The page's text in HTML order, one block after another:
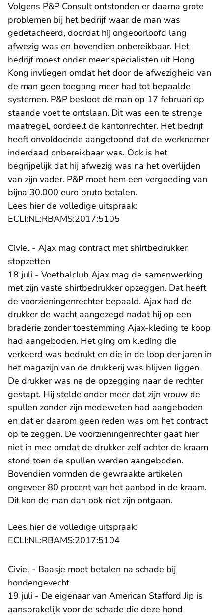
Volgens P&P Consult ontstonden er daarna grote
problemen bij het bedrijf waar de man was
gedetacheerd, doordat hij ongeoorloofd lang
afwezig was en bovendien onbereikbaar. Het
bedrijf moest onder meer specialisten uit Hong
Kong invliegen omdat het door de afwezigheid van
de man geen toegang meer had tot bepaalde
systemen. P&P besloot de man op 17 februari op
staande voet te ontslaan. Dit was een te strenge
maatregel, oordeelt de kantonrechter. Het bedrijf
heeft onvoldoende aangetoond dat de werknemer
inderdaad onbereikbaar was. Ook is het
begrijpelijk dat hij afwezig was na het overlijden
van zijn vader. P&P moet hem een vergoeding van
bijna 30.000 euro bruto betalen.
Lees hier de volledige uitspraak:
ECLI:NL:RBAMS:2017:5105
Civiel - Ajax mag contract met shirtbedrukker
stopzetten
18 juli - Voetbalclub Ajax mag de samenwerking
met zijn vaste shirtbedrukker opzeggen. Dat heeft
de voorzieningenrechter bepaald. Ajax had de
drukker de wacht aangezegd nadat hij op een
braderie zonder toestemming Ajax-kleding te koop
had aangeboden. Het ging om kleding die
verkeerd was bedrukt en die in de loop der jaren in
het magazijn van de drukkerij was blijven liggen.
De drukker was na de opzegging naar de rechter
gestapt. Hij stelde onder meer dat zijn vrouw de
spullen zonder zijn medeweten had aangeboden
en dat er daarom geen reden was om het contract
op te zeggen. De voorzieningenrechter gaat hier
niet in mee omdat de drukker zelf achter de kraam
stond toen de spullen werden aangeboden.
Bovendien vormden de gewraakte artikelen
ongeveer 80 procent van het aanbod in de kraam.
Dit kon de man dan ook niet zijn ontgaan.
Lees hier de volledige uitspraak:
ECLI:NL:RBAMS:2017:5104- U verlaat
Civiel - Baasje moet betalen na schade bij
hondengevecht
19 juli - De eigenaar van American Stafford Jip is
aansprakelijk voor de schade die deze hond